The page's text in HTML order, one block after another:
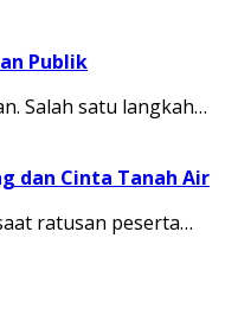
Publik
Salah satu langkah…
dan Cinta Tanah Air
ratusan peserta…